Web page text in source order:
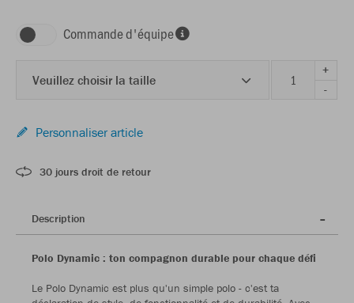
Commande d'équipe
Veuillez choisir la taille
+
-
Personnaliser article
30 jours droit de retour
Description
Polo Dynamic : ton compagnon durable pour chaque défi
Le Polo Dynamic est plus qu'un simple polo - c'est ta